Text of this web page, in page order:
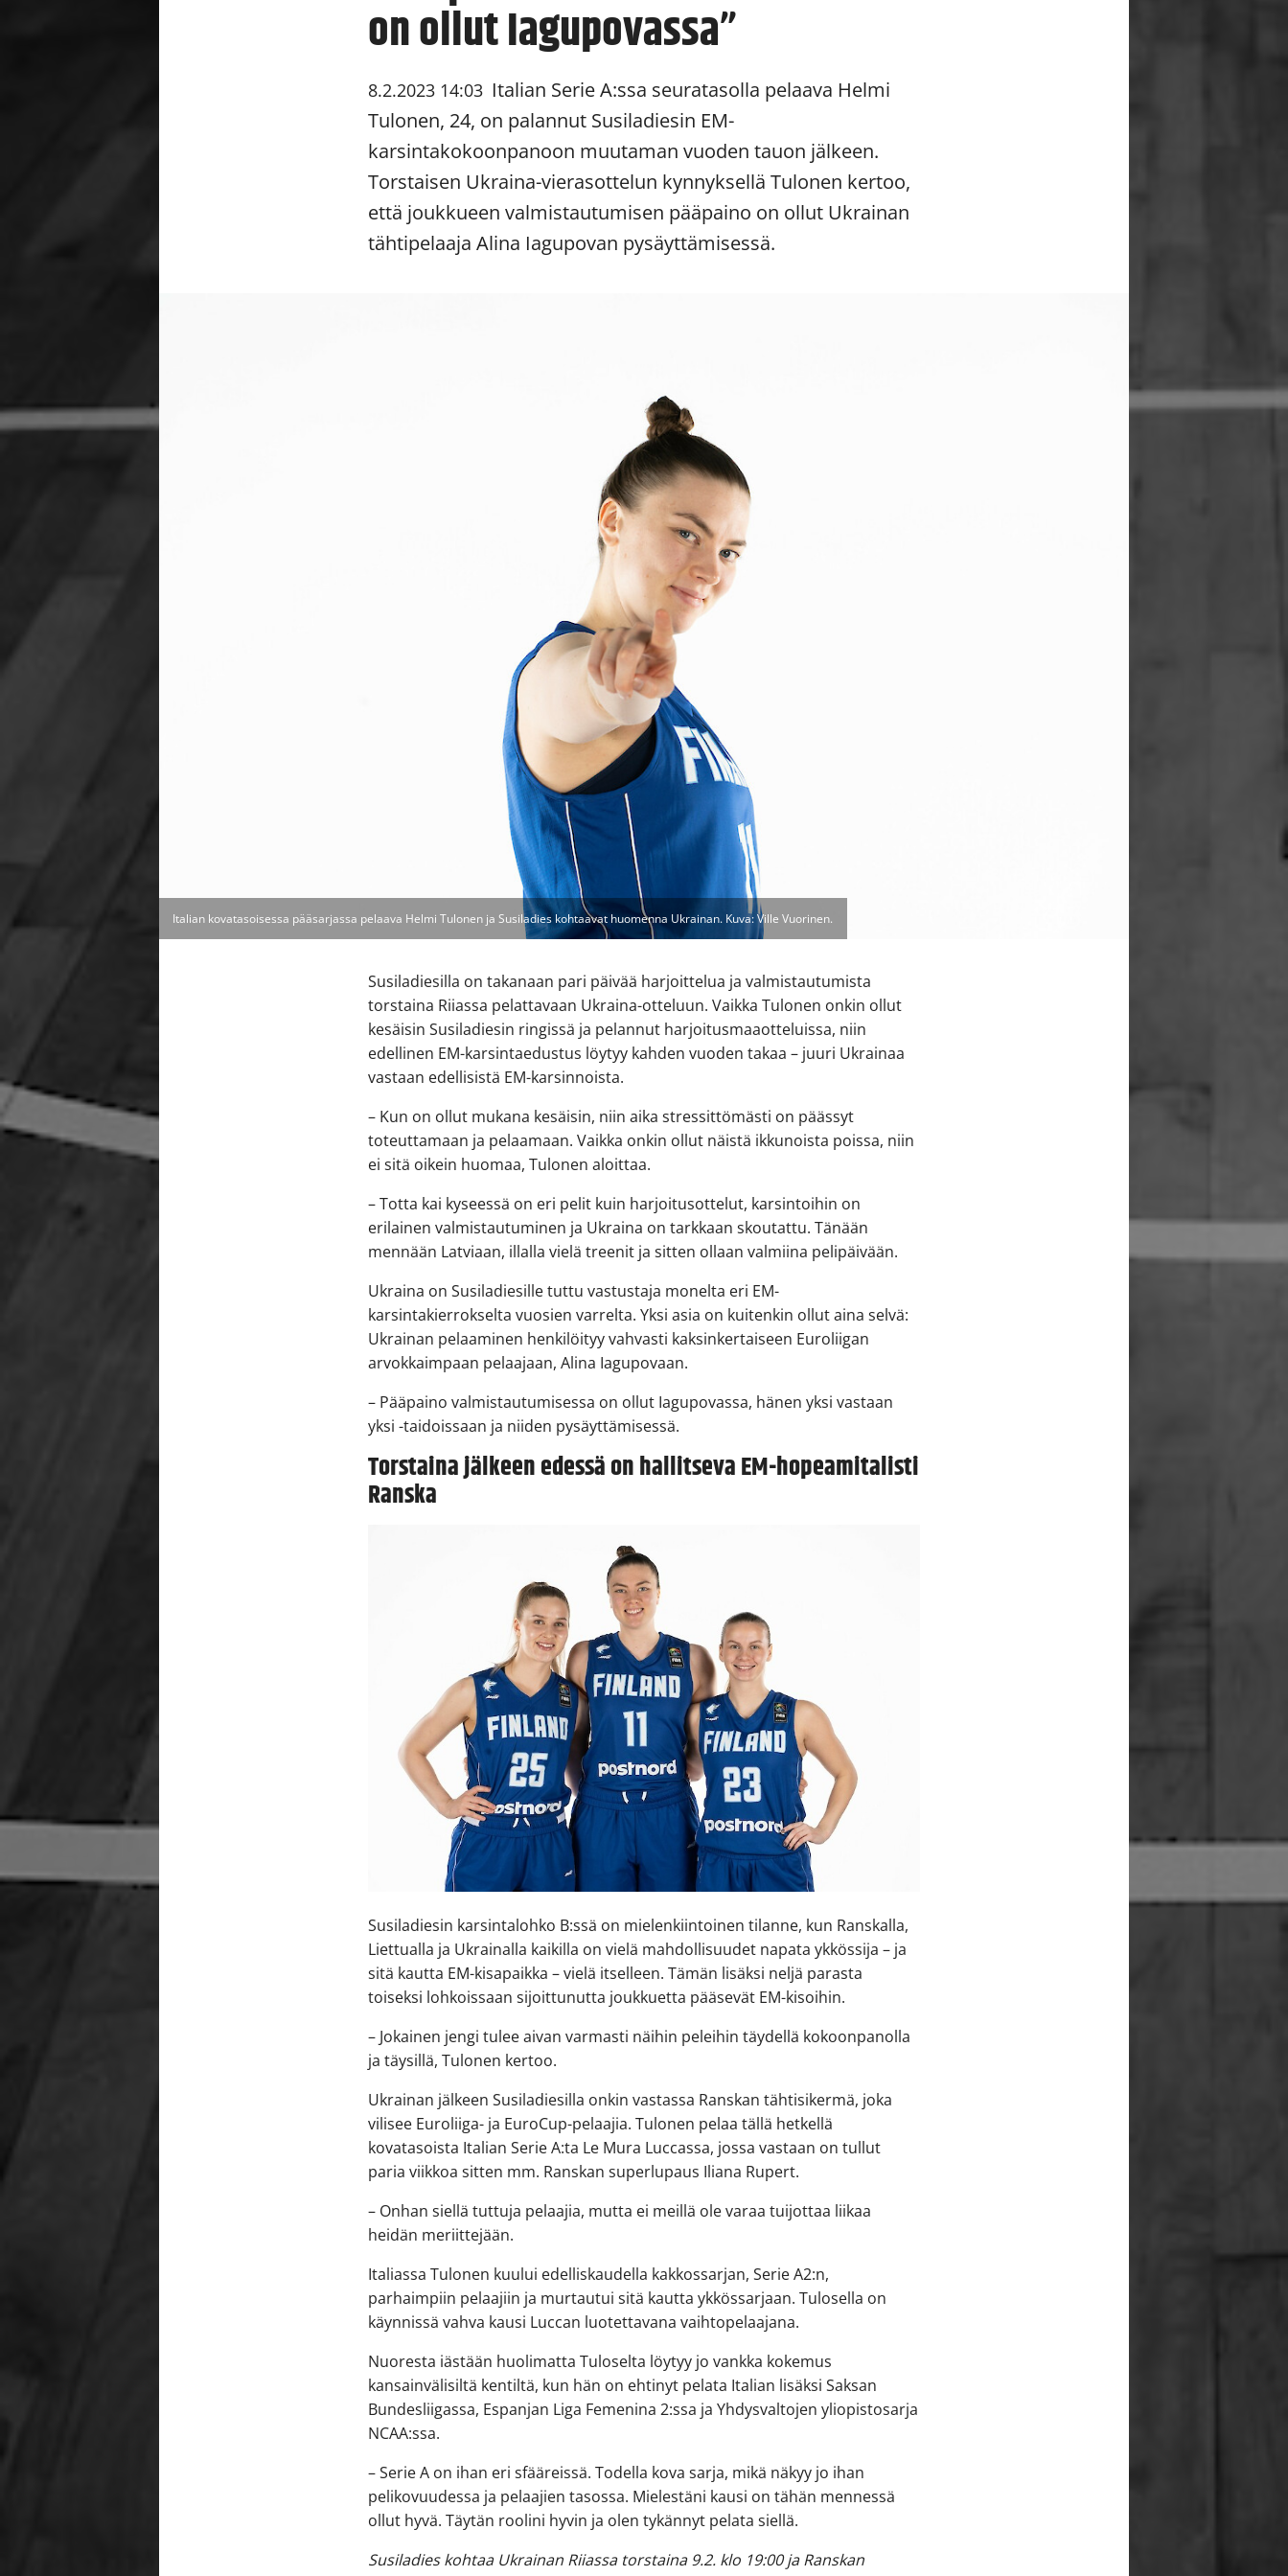
on ollut Iagupovassa”
8.2.2023 14:03 Italian Serie A:ssa seuratasolla pelaava Helmi
Tulonen, 24, on palannut Susiladiesin EM-
karsintakokoonpanoon muutaman vuoden tauon jälkeen.
Torstaisen Ukraina-vierasottelun kynnyksellä Tulonen kertoo,
että joukkueen valmistautumisen pääpaino on ollut Ukrainan
tähtipelaaja Alina Iagupovan pysäyttämisessä.
Italian kovatasoisessa pääsarjassa pelaava Helmi Tulonen ja Susiladies kohtaavat huomenna Ukrainan. Kuva: Ville Vuorinen.
Susiladiesilla on takanaan pari päivää harjoittelua ja valmistautumista
torstaina Riiassa pelattavaan Ukraina-otteluun. Vaikka Tulonen onkin ollut
kesäisin Susiladiesin ringissä ja pelannut harjoitusmaaotteluissa, niin
edellinen EM-karsintaedustus löytyy kahden vuoden takaa – juuri Ukrainaa
vastaan edellisistä EM-karsinnoista.
– Kun on ollut mukana kesäisin, niin aika stressittömästi on päässyt
toteuttamaan ja pelaamaan. Vaikka onkin ollut näistä ikkunoista poissa, niin
ei sitä oikein huomaa, Tulonen aloittaa.
– Totta kai kyseessä on eri pelit kuin harjoitusottelut, karsintoihin on
erilainen valmistautuminen ja Ukraina on tarkkaan skoutattu. Tänään
mennään Latviaan, illalla vielä treenit ja sitten ollaan valmiina pelipäivään.
Ukraina on Susiladiesille tuttu vastustaja monelta eri EM-
karsintakierrokselta vuosien varrelta. Yksi asia on kuitenkin ollut aina selvä:
Ukrainan pelaaminen henkilöityy vahvasti kaksinkertaiseen Euroliigan
arvokkaimpaan pelaajaan, Alina Iagupovaan.
– Pääpaino valmistautumisessa on ollut Iagupovassa, hänen yksi vastaan
yksi -taidoissaan ja niiden pysäyttämisessä.
Torstaina jälkeen edessä on hallitseva EM-hopeamitalisti
Ranska
Susiladiesin karsintalohko B:ssä on mielenkiintoinen tilanne, kun Ranskalla,
Liettualla ja Ukrainalla kaikilla on vielä mahdollisuudet napata ykkössija – ja
sitä kautta EM-kisapaikka – vielä itselleen. Tämän lisäksi neljä parasta
toiseksi lohkoissaan sijoittunutta joukkuetta pääsevät EM-kisoihin.
– Jokainen jengi tulee aivan varmasti näihin peleihin täydellä kokoonpanolla
ja täysillä, Tulonen kertoo.
Ukrainan jälkeen Susiladiesilla onkin vastassa Ranskan tähtisikermä, joka
vilisee Euroliiga- ja EuroCup-pelaajia. Tulonen pelaa tällä hetkellä
kovatasoista Italian Serie A:ta Le Mura Luccassa, jossa vastaan on tullut
paria viikkoa sitten mm. Ranskan superlupaus Iliana Rupert.
– Onhan siellä tuttuja pelaajia, mutta ei meillä ole varaa tuijottaa liikaa
heidän meriittejään.
Italiassa Tulonen kuului edelliskaudella kakkossarjan, Serie A2:n,
parhaimpiin pelaajiin ja murtautui sitä kautta ykkössarjaan. Tulosella on
käynnissä vahva kausi Luccan luotettavana vaihtopelaajana.
Nuoresta iästään huolimatta Tuloselta löytyy jo vankka kokemus
kansainvälisiltä kentiltä, kun hän on ehtinyt pelata Italian lisäksi Saksan
Bundesliigassa, Espanjan Liga Femenina 2:ssa ja Yhdysvaltojen yliopistosarja
NCAA:ssa.
– Serie A on ihan eri sfääreissä. Todella kova sarja, mikä näkyy jo ihan
pelikovuudessa ja pelaajien tasossa. Mielestäni kausi on tähän mennessä
ollut hyvä. Täytän roolini hyvin ja olen tykännyt pelata siellä.
Susiladies kohtaa Ukrainan Riiassa torstaina 9.2. klo 19:00 ja Ranskan